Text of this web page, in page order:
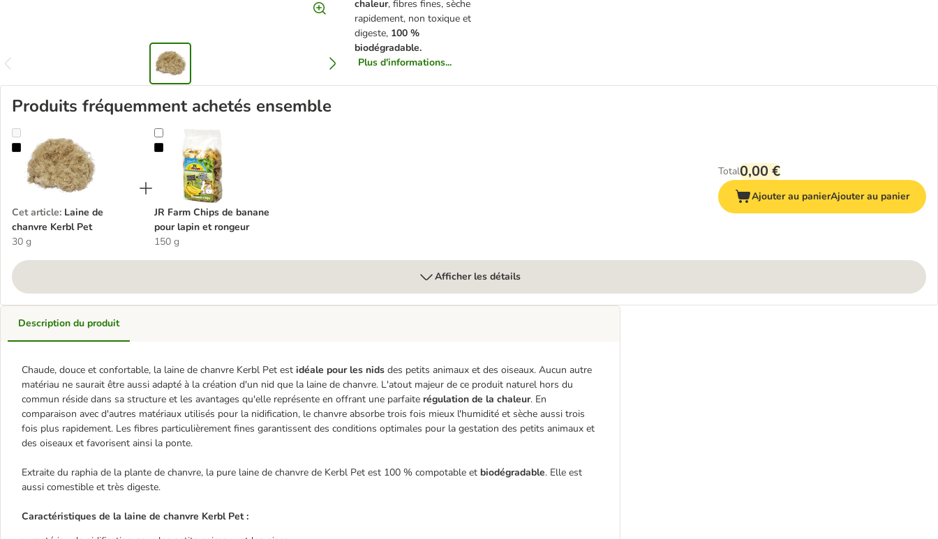
chaleur, fibres fines, sèche
rapidement, non toxique et
digeste, 100 %
biodégradable.
Plus d'informations...
Produits fréquemment achetés ensemble
Laine de chanvre Kerbl Pet
Cet article: Laine de
chanvre Kerbl Pet
30 g
JR Farm Chips de banane pour lapin et rongeur
JR Farm Chips de banane
pour lapin et rongeur
150 g
Total0,00 €
Ajouter au panierAjouter au panier
Afficher les détails
Description du produit
Chaude, douce et confortable, la laine de chanvre Kerbl Pet est idéale pour les nids des petits animaux et des oiseaux. Aucun autre
matériau ne saurait être aussi adapté à la création d'un nid que la laine de chanvre. L'atout majeur de ce produit naturel hors du
commun réside dans sa structure et les avantages qu'elle représente en offrant une parfaite régulation de la chaleur. En
comparaison avec d'autres matériaux utilisés pour la nidification, le chanvre absorbe trois fois mieux l'humidité et sèche aussi trois
fois plus rapidement. Les fibres particulièrement fines garantissent des conditions optimales pour la gestation des petits animaux et
des oiseaux et favorisent ainsi la ponte.
Extraite du raphia de la plante de chanvre, la pure laine de chanvre de Kerbl Pet est 100 % compotable et biodégradable. Elle est
aussi comestible et très digeste.
Caractéristiques de la laine de chanvre Kerbl Pet :